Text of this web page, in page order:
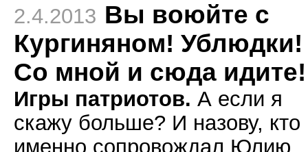
2.4.2013 Вы воюйте с
Кургиняном! Ублюдки!
Со мной и сюда идите!
Игры патриотов. А если я
скажу больше? И назову, кто
именно сопровождал Юлию